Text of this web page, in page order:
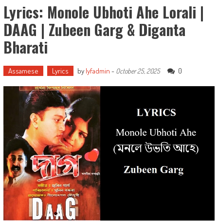
Lyrics: Monole Ubhoti Ahe Lorali |
DAAG | Zubeen Garg & Diganta
Bharati
Assamese Lyrics by lyfadmin - October 25, 2025 0